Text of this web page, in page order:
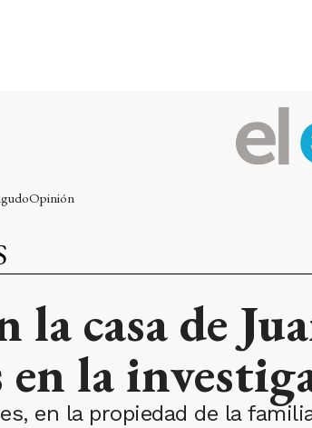
Opinión
la casa de
en la
en la propiedad de la